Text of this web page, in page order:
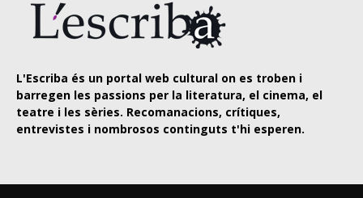
L'Escriba és un portal web cultural on es troben i
barregen les passions per la literatura, el cinema, el
teatre i les sèries. Recomanacions, crítiques,
entrevistes i nombrosos continguts t'hi esperen.